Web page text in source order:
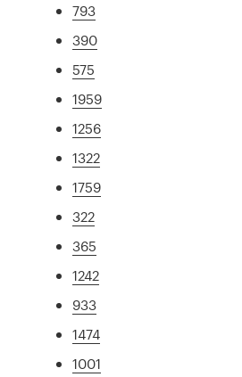
793
390
575
1959
1256
1322
1759
322
365
1242
933
1474
1001